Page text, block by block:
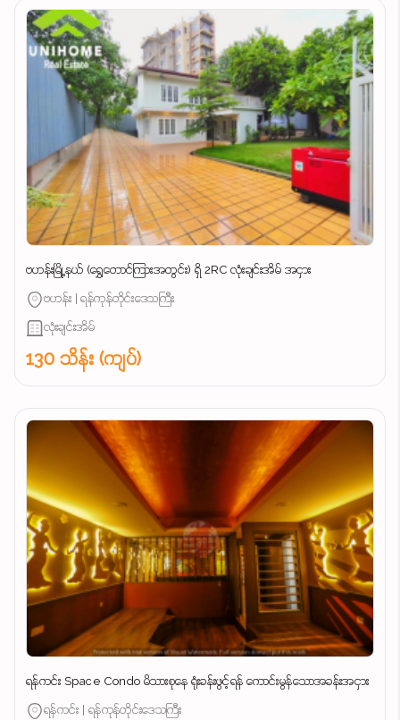
ဗဟန်းမြို့နယ် (ရွှေတောင်ကြားအတွင်း) ရှိ 2RC လုံးချင်းအိမ် အငှား
ဗဟန်း | ရန်ကုန်တိုင်းဒေသကြီး
လုံးချင်းအိမ်
130 သိန်း (ကျပ်)
ရန်ကင်း Space Condo မိသားစုနေ ရုံးခန်းဖွင့်ရန် ကောင်းမွန်သောအခန်းအငှား
ရန်ကင်း | ရန်ကုန်တိုင်းဒေသကြီး